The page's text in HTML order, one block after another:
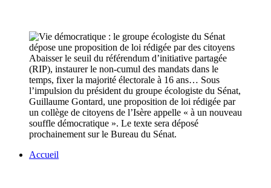
Abaisser le seuil du référendum d’initiative partagée
(RIP), instaurer le non-cumul des mandats dans le
temps, fixer la majorité électorale à 16 ans… Sous
l’impulsion du président du groupe écologiste du Sénat,
Guillaume Gontard, une proposition de loi rédigée par
un collège de citoyens de l’Isère appelle « à un nouveau
souffle démocratique ». Le texte sera déposé
prochainement sur le Bureau du Sénat.
Accueil